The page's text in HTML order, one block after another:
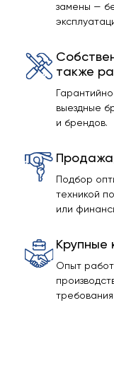
замены —
также
выездные
и брендов.
Подбор
техникой
или
Крупные
Опыт